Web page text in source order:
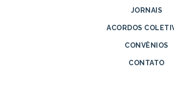
JORNAIS
ACORDOS
CONVÊNIOS
CONTATO